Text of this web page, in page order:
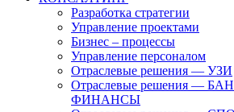
Разработка стратегии
Управление проектами
Бизнес – процессы
Управление персоналом
Отраслевые решения — УЗИ
Отраслевые решения —
ФИНАНСЫ